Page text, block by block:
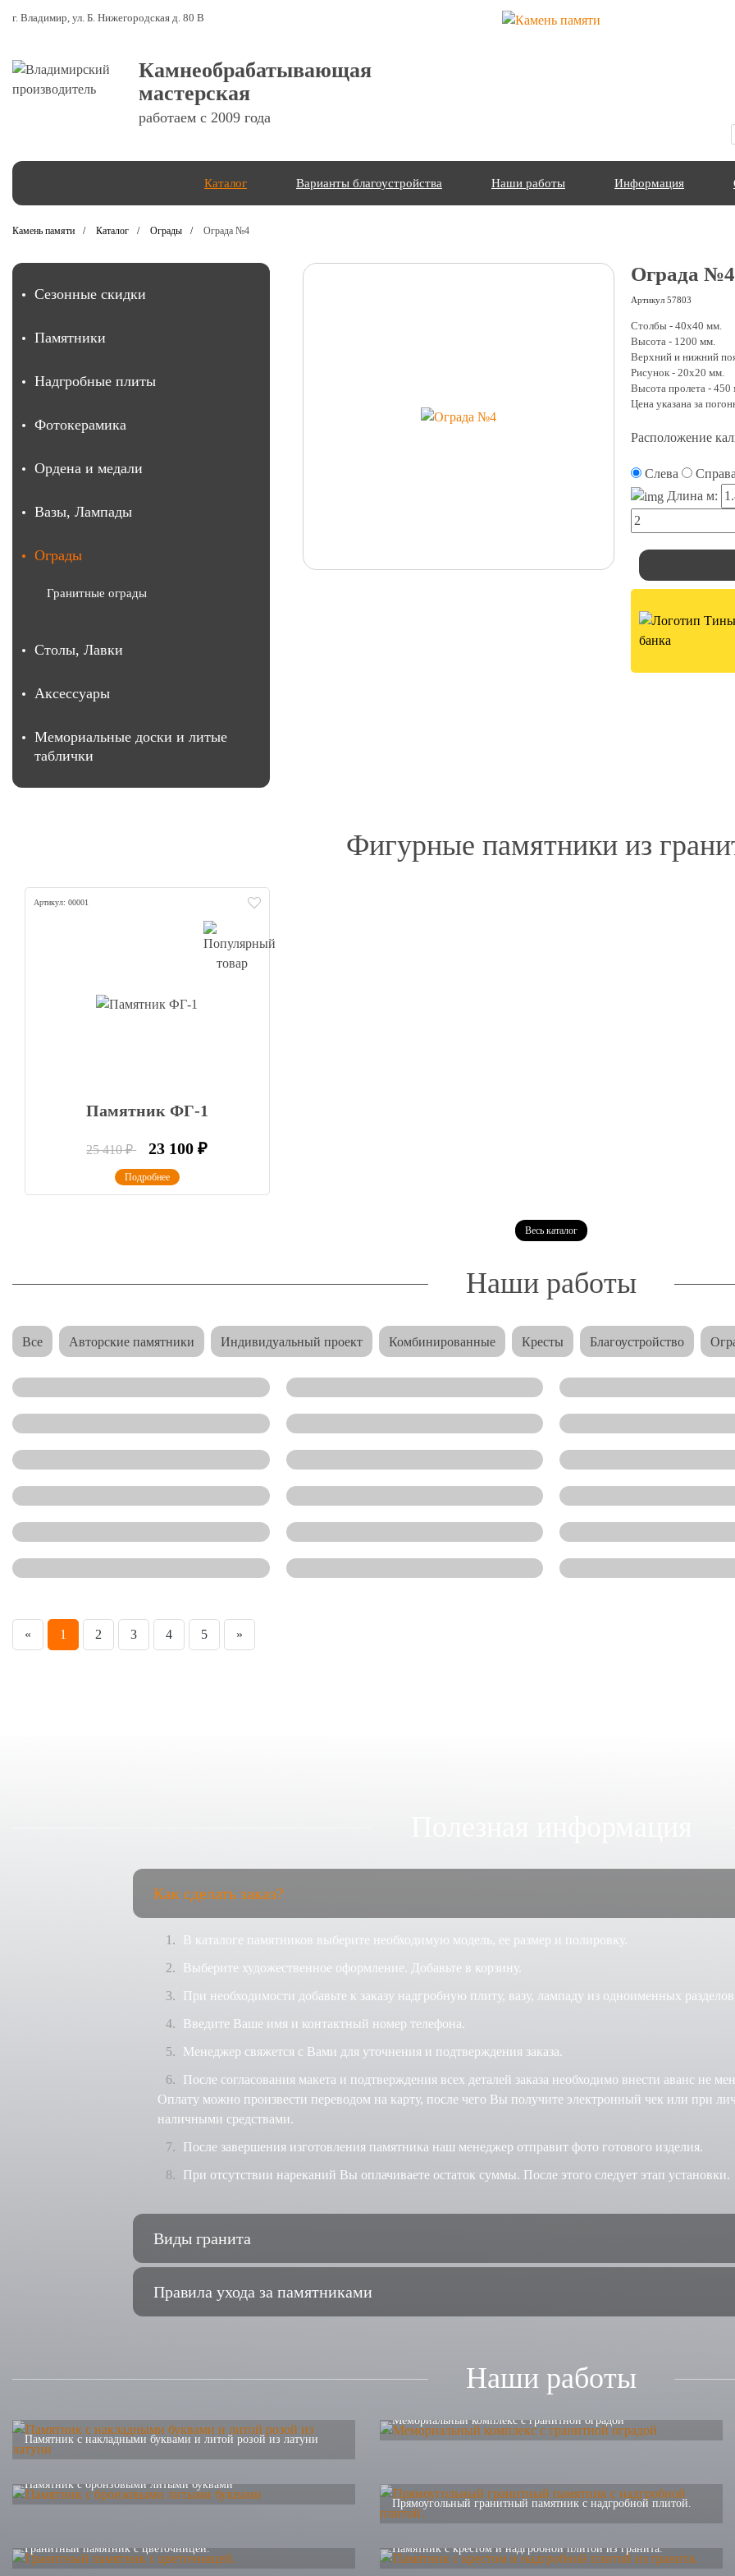
г. Владимир, ул. Б. Нижегородская д. 80 В
Камнеобрабатывающая
мастерская
работаем с 2009 года
Каталог Варианты благоустройства Наши работы Информация
Камень памяти Каталог Ограды Ограда №4
Сезонные скидки
Памятники
Надгробные плиты
Фотокерамика
Ордена и медали
Вазы, Лампады
Ограды
Гранитные ограды
Столы, Лавки
Аксессуары
Мемориальные доски и литые
таблички
Ограда №4
Артикул 57803
Столбы - 40х40 мм.
Высота - 1200 мм.
Верхний и нижний
Рисунок - 20х20 мм.
Высота пролета - 450
Цена указана за
Расположение
Слева
Длина м:
Фигурные памятники из
Артикул: 00001
Памятник ФГ-1
25 410 ₽ 23 100 ₽
Подробнее
Весь каталог
Наши работы
Все Авторские памятники Индивидуальный проект Комбинированные Кресты Благоустройство
« 1 2 3 4 5 »
Как сделать заказ?
В каталоге памятников выберите необходимую модель, ее размер и полировку.
Выберите художественное оформление. Добавьте в корзину.
При необходимости добавьте к заказу надгробную плиту, вазу, лампаду из одноименных разделов
Введите Ваше имя и контактный номер телефона.
Менеджер свяжется с Вами для уточнения и подтверждения заказа.
После согласования макета и подтверждения всех деталей заказа необходимо внести аванс не
Оплату можно произвести переводом на карту, после чего Вы получите электронный чек или при
наличными средствами.
После завершения изготовления памятника наш менеджер отправит фото готового изделия.
При отсутствии нареканий Вы оплачиваете остаток суммы. После этого следует этап установки.
Виды гранита
Правила ухода за памятниками
Наши работы
Памятник с накладными буквами и литой розой из латуни
Мемориальный комплекс с гранитной оградой
Памятник с бронзовыми литыми буквами
Прямоугольный гранитный памятник с надгробной плитой.
Гранитный памятник с цветочницей. Памятник с крестом и надгробной плитой из гранита.